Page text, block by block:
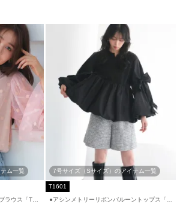
ム一覧
ラウス「T15
7号サイズ（Sサイズ）のアイテム一覧
T1601
●アシンメトリーリボンバルーントップス「T